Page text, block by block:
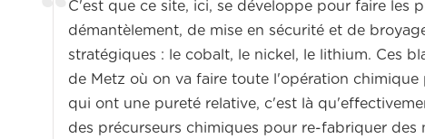
C'est que ce site, ici, se développe pour faire les
démantèlement, de mise en sécurité et de
stratégiques : le cobalt, le nickel, le lithium. Ces
de Metz où on va faire toute l'opération
qui ont une pureté relative, c'est là
des précurseurs chimiques pour re-fabriquer des